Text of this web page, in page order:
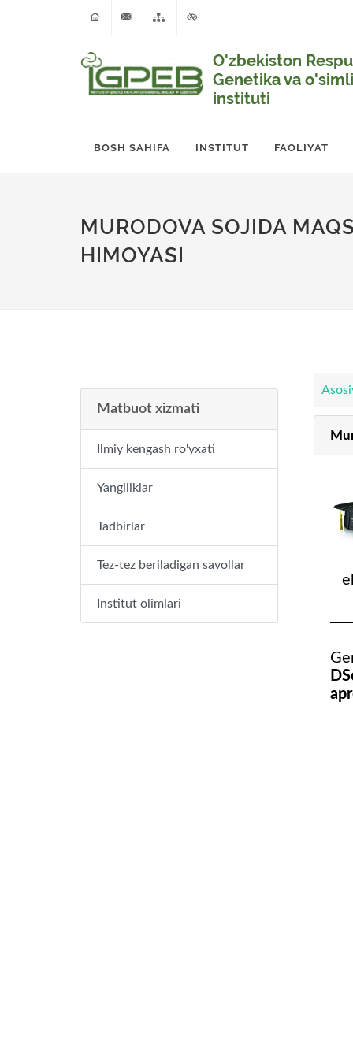
O'zbekiston
Genetika va
instituti
BOSH SAHIFA INSTITUT FAOLIYAT
MURODOVA SOJIDA
HIMOYASI
Matbuot xizmati
Ilmiy kengash ro'yxati
Yangiliklar
Tadbirlar
Tez-tez beriladigan savollar
Institut olimlari